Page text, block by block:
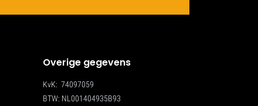
Overige gegevens
KvK: 74097059
BTW: NL001404935B93